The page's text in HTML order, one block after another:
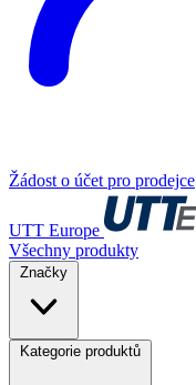
Žádost o účet pro prodejce
UTT Europe
Všechny produkty
Značky
Kategorie produktů